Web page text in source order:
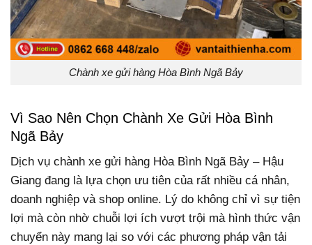
Chành xe gửi hàng Hòa Bình Ngã Bảy
Vì Sao Nên Chọn Chành Xe Gửi Hòa Bình
Ngã Bảy
Dịch vụ chành xe gửi hàng Hòa Bình Ngã Bảy – Hậu
Giang đang là lựa chọn ưu tiên của rất nhiều cá nhân,
doanh nghiệp và shop online. Lý do không chỉ vì sự tiện
lợi mà còn nhờ chuỗi lợi ích vượt trội mà hình thức vận
chuyển này mang lại so với các phương pháp vận tải